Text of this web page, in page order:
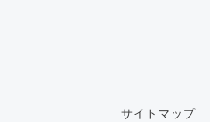
サイトマップ